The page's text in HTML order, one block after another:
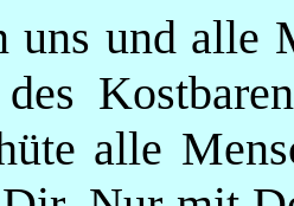
uns und alle
des
alle